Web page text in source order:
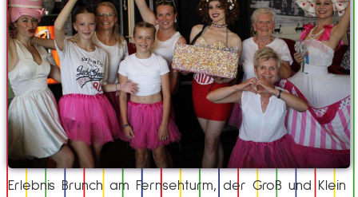
Erlebnis Brunch am Fernsehturm, der Groß und Klein